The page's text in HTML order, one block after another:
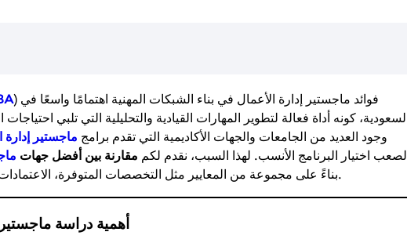
) فوائد ماجستير إدارة الأعمال في بناء الشبكات المهنية اهتمامًا واسعًا في
السعودية، كونه أداة فعالة لتطوير المهارات القيادية والتحليلية التي تلبي
وجود العديد من الجامعات والجهات الأكاديمية التي تقدم برامج ماجستير إدارة
الصعب اختيار البرنامج الأنسب. لهذا السبب، نقدم لكم مقارنة بين أفضل جهات
بناءً على مجموعة من المعايير مثل التخصصات المتوفرة، الاعتمادات الدولية، التكاليف، ومدة الدراسة.
أهمية دراسة